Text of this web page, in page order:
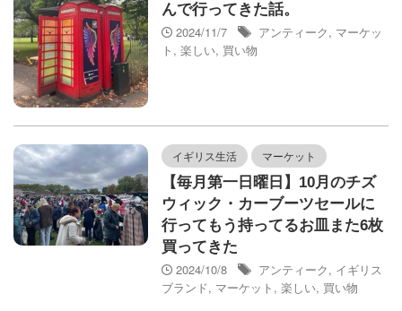
んで行ってきた話。
2024/11/7
アンティーク, マーケッ
ト , 楽しい, 買い物
イギリス生活 マーケット
【毎月第一日曜日】10月のチズ
ウィック・カーブーツセールに
行ってもう持ってるお皿また6枚
買ってきた
2024/10/8
アンティーク, イギリス
ブランド, マーケット , 楽しい, 買い物